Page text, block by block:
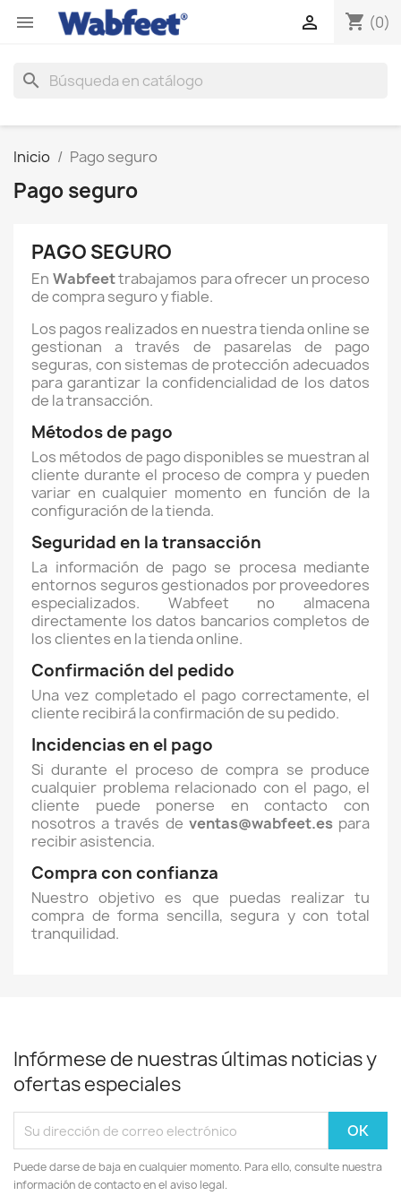
 shopping_cart (0)

search
Inicio Pago seguro
Pago seguro
PAGO SEGURO
En Wabfeettrabajamos para ofrecer un proceso
de compra seguro y fiable.
Los pagos realizados en nuestra tienda online se
gestionan a través de pasarelas de pago
seguras, con sistemas de protección adecuados
para garantizar la confidencialidad de los datos
de la transacción.
Métodos de pago
Los métodos de pago disponibles se muestran al
cliente durante el proceso de compra y pueden
variar en cualquier momento en función de la
configuración de la tienda.
Seguridad en la transacción
La información de pago se procesa mediante
entornos seguros gestionados por proveedores
especializados. Wabfeet no almacena
directamente los datos bancarios completos de
los clientes en la tienda online.
Confirmación del pedido
Una vez completado el pago correctamente, el
cliente recibirá la confirmación de su pedido.
Incidencias en el pago
Si durante el proceso de compra se produce
cualquier problema relacionado con el pago, el
cliente puede ponerse en contacto con
nosotros a través de ventas@wabfeet.es para
recibir asistencia.
Compra con confianza
Nuestro objetivo es que puedas realizar tu
compra de forma sencilla, segura y con total
tranquilidad.
Infórmese de nuestras últimas noticias y
ofertas especiales
Puede darse de baja en cualquier momento. Para ello, consulte nuestra
información de contacto en el aviso legal.